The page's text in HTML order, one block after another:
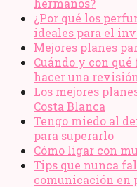
hermanos?
¿Por qué los
ideales para el
Mejores planes
Cuándo y con
hacer una
Los mejores
Costa Blanca
Tengo miedo al
para superarlo
Cómo ligar con
Tips que nunca
comunicación en